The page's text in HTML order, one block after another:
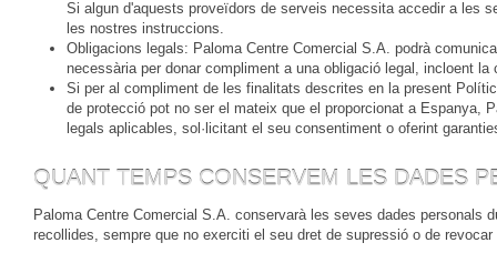
Si algun d'aquests proveïdors de serveis necessita accedir a les
les nostres instruccions.
Obligacions legals: Paloma Centre Comercial S.A. podrà
necessària per donar compliment a una obligació legal, incloent
Si per al compliment de les finalitats descrites en la present
de protecció pot no ser el mateix que el proporcionat a Espanya,
legals aplicables, sol·licitant el seu consentiment o oferint
QUANT TEMPS CONSERVEM LES DADES
Paloma Centre Comercial S.A. conservarà les seves dades
recollides, sempre que no exerciti el seu dret de supressió o de